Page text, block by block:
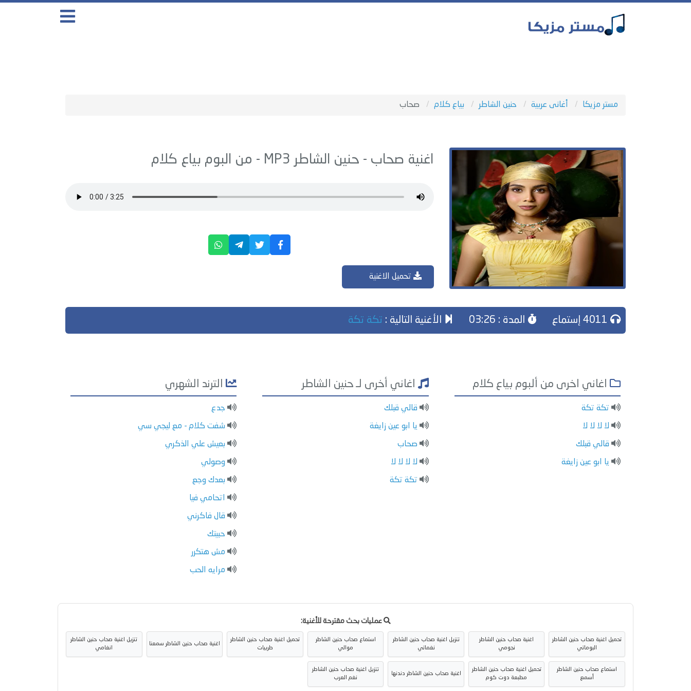
مستر مزيكا أغانى عربية حنين الشاطر بياع كلام صحاب
اغنية صحاب - حنين الشاطر MP3 - من البوم بياع كلام
تحميل الاغنية
المدة : 03:26 الأغنية التالية : تكة تكة
اغاني اخرى من ألبوم بياع كلام
تكة تكة
لا لا لا لا
قالي قبلك
يا ابو عين زايغة
اغاني أخرى لـ حنين الشاطر
قالي قبلك
يا ابو عين زايغة
صحاب
لا لا لا لا
تكة تكة
الترند الشهري
جدع
شفت كلام - مع ليجي سي
بعيش علي الذكري
وصولي
بعدك وجع
اتحامي فيا
قال فاكرني
حبيتك
مش هتكرر
مرايه الحب
عمليات بحث مقترحة للأغنية:
تحميل اغنية صحاب حنين الشاطر
البوماتي
اغنية صحاب حنين الشاطر
نجومي
تنزيل اغنية صحاب حنين الشاطر
نغماتي
استماع صحاب حنين الشاطر
موالي
تحميل اغنية صحاب حنين الشاطر
طربيات
اغنية صحاب حنين الشاطر سمعنا
تنزيل اغنية صحاب حنين الشاطر
انغامي
استماع صحاب حنين الشاطر
أسمع
تحميل اغنية صحاب حنين الشاطر
مطبعة دوت كوم
اغنية صحاب حنين الشاطر دندنها
تنزيل اغنية صحاب حنين الشاطر
نغم العرب